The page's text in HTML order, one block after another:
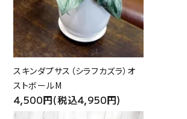
スキンダプサス（シラフカズラ）オ
ストボールM
4,500円(税込4,950円)